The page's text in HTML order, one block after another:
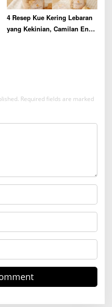
4 Resep Kue Kering Lebaran
yang Kekinian, Camilan Enak
Required fields are marked